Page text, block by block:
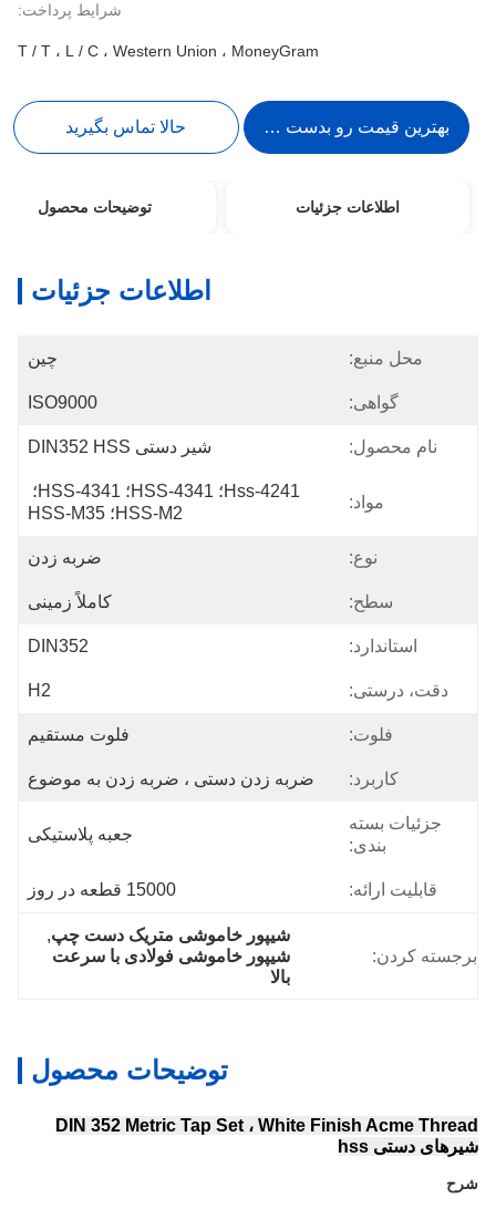
شرایط پرداخت:
T / T ، L / C ، Western Union ، MoneyGram
بهترین قیمت رو بدست بیار حالا تماس بگیرید
اطلاعات جزئیات توضیحات محصول
اطلاعات جزئیات
محل منبع: چین
گواهی: ISO9000
نام محصول: شیر دستی DIN352 HSS
مواد:
Hss-4241؛ HSS-4341؛ HSS-4341؛
HSS-M2؛ HSS-M35
نوع: ضربه زدن
سطح: کاملاً زمینی
استاندارد: DIN352
دقت، درستی: H2
فلوت: فلوت مستقیم
کاربرد: ضربه زدن دستی ، ضربه زدن به موضوع
جزئیات بسته
بندی:
جعبه پلاستیکی
قابلیت ارائه: 15000 قطعه در روز
برجسته کردن:
شیپور خاموشی متریک دست چپ,
شیپور خاموشی فولادی با سرعت
بالا
توضیحات محصول
DIN 352 Metric Tap Set ، White Finish Acme Thread
شیرهای دستی hss
شرح